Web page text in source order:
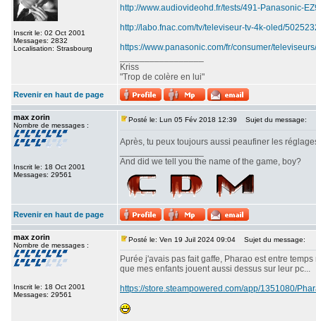
Inscrit le: 02 Oct 2001
Messages: 2832
Localisation: Strasbourg
http://www.audiovideohd.fr/tests/491-Panasonic-
http://labo.fnac.com/tv/televiseur-tv-4k-oled/
https://www.panasonic.com/fr/consumer/
Kriss
"Trop de colère en lui"
Revenir en haut de page
max zorin
Nombre de messages :
Inscrit le: 18 Oct 2001
Messages: 29561
Posté le: Lun 05 Fév 2018 12:39 Sujet du message:
Après, tu peux toujours aussi peaufiner les
And did we tell you the name of the game, boy?
Revenir en haut de page
max zorin
Nombre de messages :
Inscrit le: 18 Oct 2001
Messages: 29561
Posté le: Ven 19 Juil 2024 09:04 Sujet du message:
Purée j'avais pas fait gaffe, Pharao est entre
que mes enfants jouent aussi dessus sur leur pc...
https://store.steampowered.com/app/1351080/